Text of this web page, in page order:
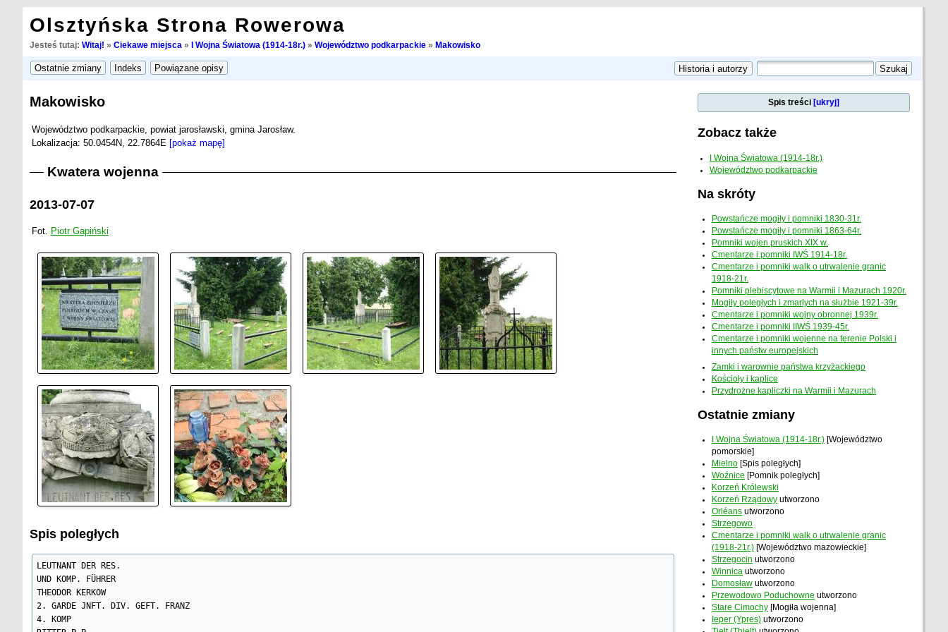
Olsztyńska Strona Rowerowa
Jesteś tutaj: Witaj! » Ciekawe miejsca » I Wojna Światowa (1914-18r.)» Województwo podkarpackie» Makowisko
Makowisko
Województwo podkarpackie, powiat jarosławski, gmina Jarosław.
Lokalizacja: 50.0454N, 22.7864E [pokaż mapę]
Kwatera wojenna
2013-07-07
Fot. Piotr Gapiński
Spis poległych
LEUTNANT DER RES.
UND KOMP. FÜHRER
THEODOR KERKOW
2. GARDE JNFT. DIV. GEFT. FRANZ
4. KOMP
Spis treści [ukryj]
Zobacz także
I Wojna Światowa (1914-18r.)
Województwo podkarpackie
Na skróty
Powstańcze mogiły i pomniki 1830-31r.
Powstańcze mogiły i pomniki 1863-64r.
Pomniki wojen pruskich XIX w.
Cmentarze i pomniki IWŚ 1914-18r.
Cmentarze i pomniki walk o utrwalenie granic
1918-21r.
Pomniki plebiscytowe na Warmii i Mazurach 1920r.
Mogiły poległych i zmarłych na służbie 1921-39r.
Cmentarze i pomniki wojny obronnej 1939r.
Cmentarze i pomniki IIWŚ 1939-45r.
Cmentarze i pomniki wojenne na terenie Polski i
innych państw europejskich
Zamki i warownie państwa krzyżackiego
Kościoły i kaplice
Przydrożne kapliczki na Warmii i Mazurach
Ostatnie zmiany
I Wojna Światowa (1914-18r.) [Województwo
pomorskie]
Mielno [Spis poległych]
Woźnice [Pomnik poległych]
Korzeń Królewski
Korzeń Rządowy utworzono
Orléans utworzono
Strzegowo
Cmentarze i pomniki walk o utrwalenie granic
(1918-21r.) [Województwo mazowieckie]
Strzegocin utworzono
Winnica utworzono
Domosław utworzono
Przewodowo Poduchowne utworzono
Stare Cimochy [Mogiła wojenna]
Ieper (Ypres) utworzono